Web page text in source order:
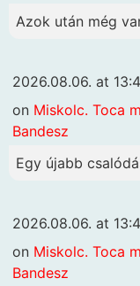
Azok után még
2026.08.06. at
on Miskolc. Toca
Bandesz
Egy újabb
2026.08.06. at
on Miskolc. Toca
Bandesz